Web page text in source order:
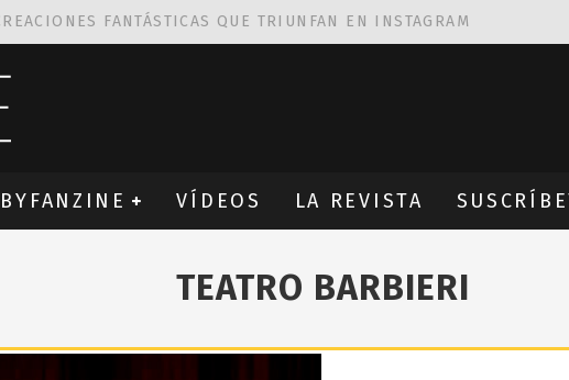
FANTÁSTICAS QUE TRIUNFAN EN INSTAGRAM
PROVOCATIVA Y ERÓTICA
VÍDEOS LA REVISTA
TEATRO BARBIERI